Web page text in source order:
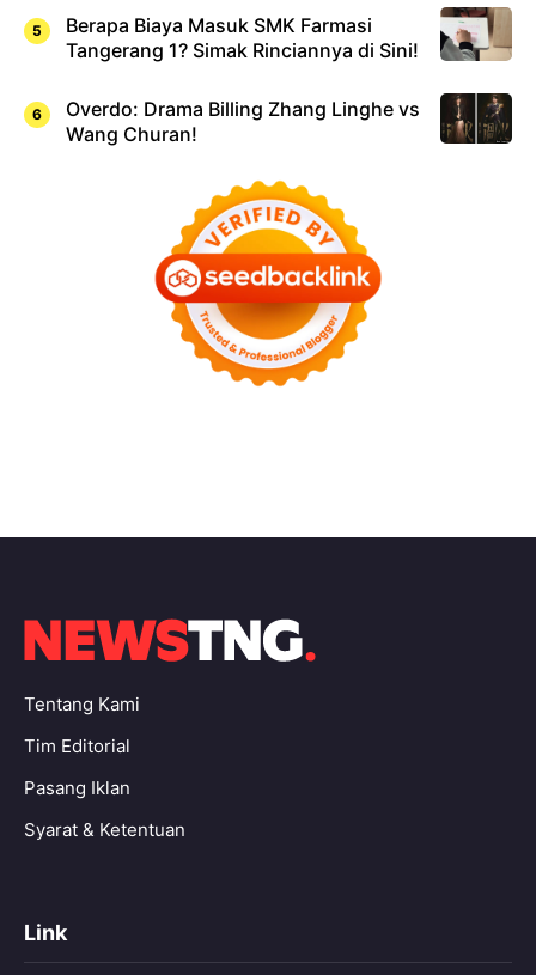
Berapa Biaya Masuk SMK Farmasi
Tangerang 1? Simak Rinciannya di Sini!
Overdo: Drama Billing Zhang Linghe vs
Wang Churan!
Tentang Kami
Tim Editorial
Pasang Iklan
Syarat & Ketentuan
Link